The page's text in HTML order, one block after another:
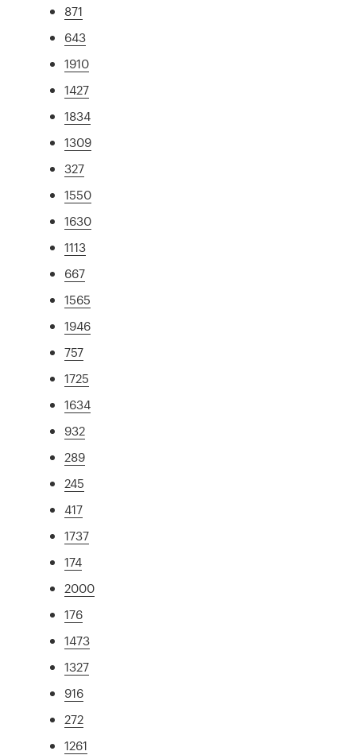
871
643
1910
1427
1834
1309
327
1550
1630
1113
667
1565
1946
757
1725
1634
932
289
245
417
1737
174
2000
176
1473
1327
916
272
1261